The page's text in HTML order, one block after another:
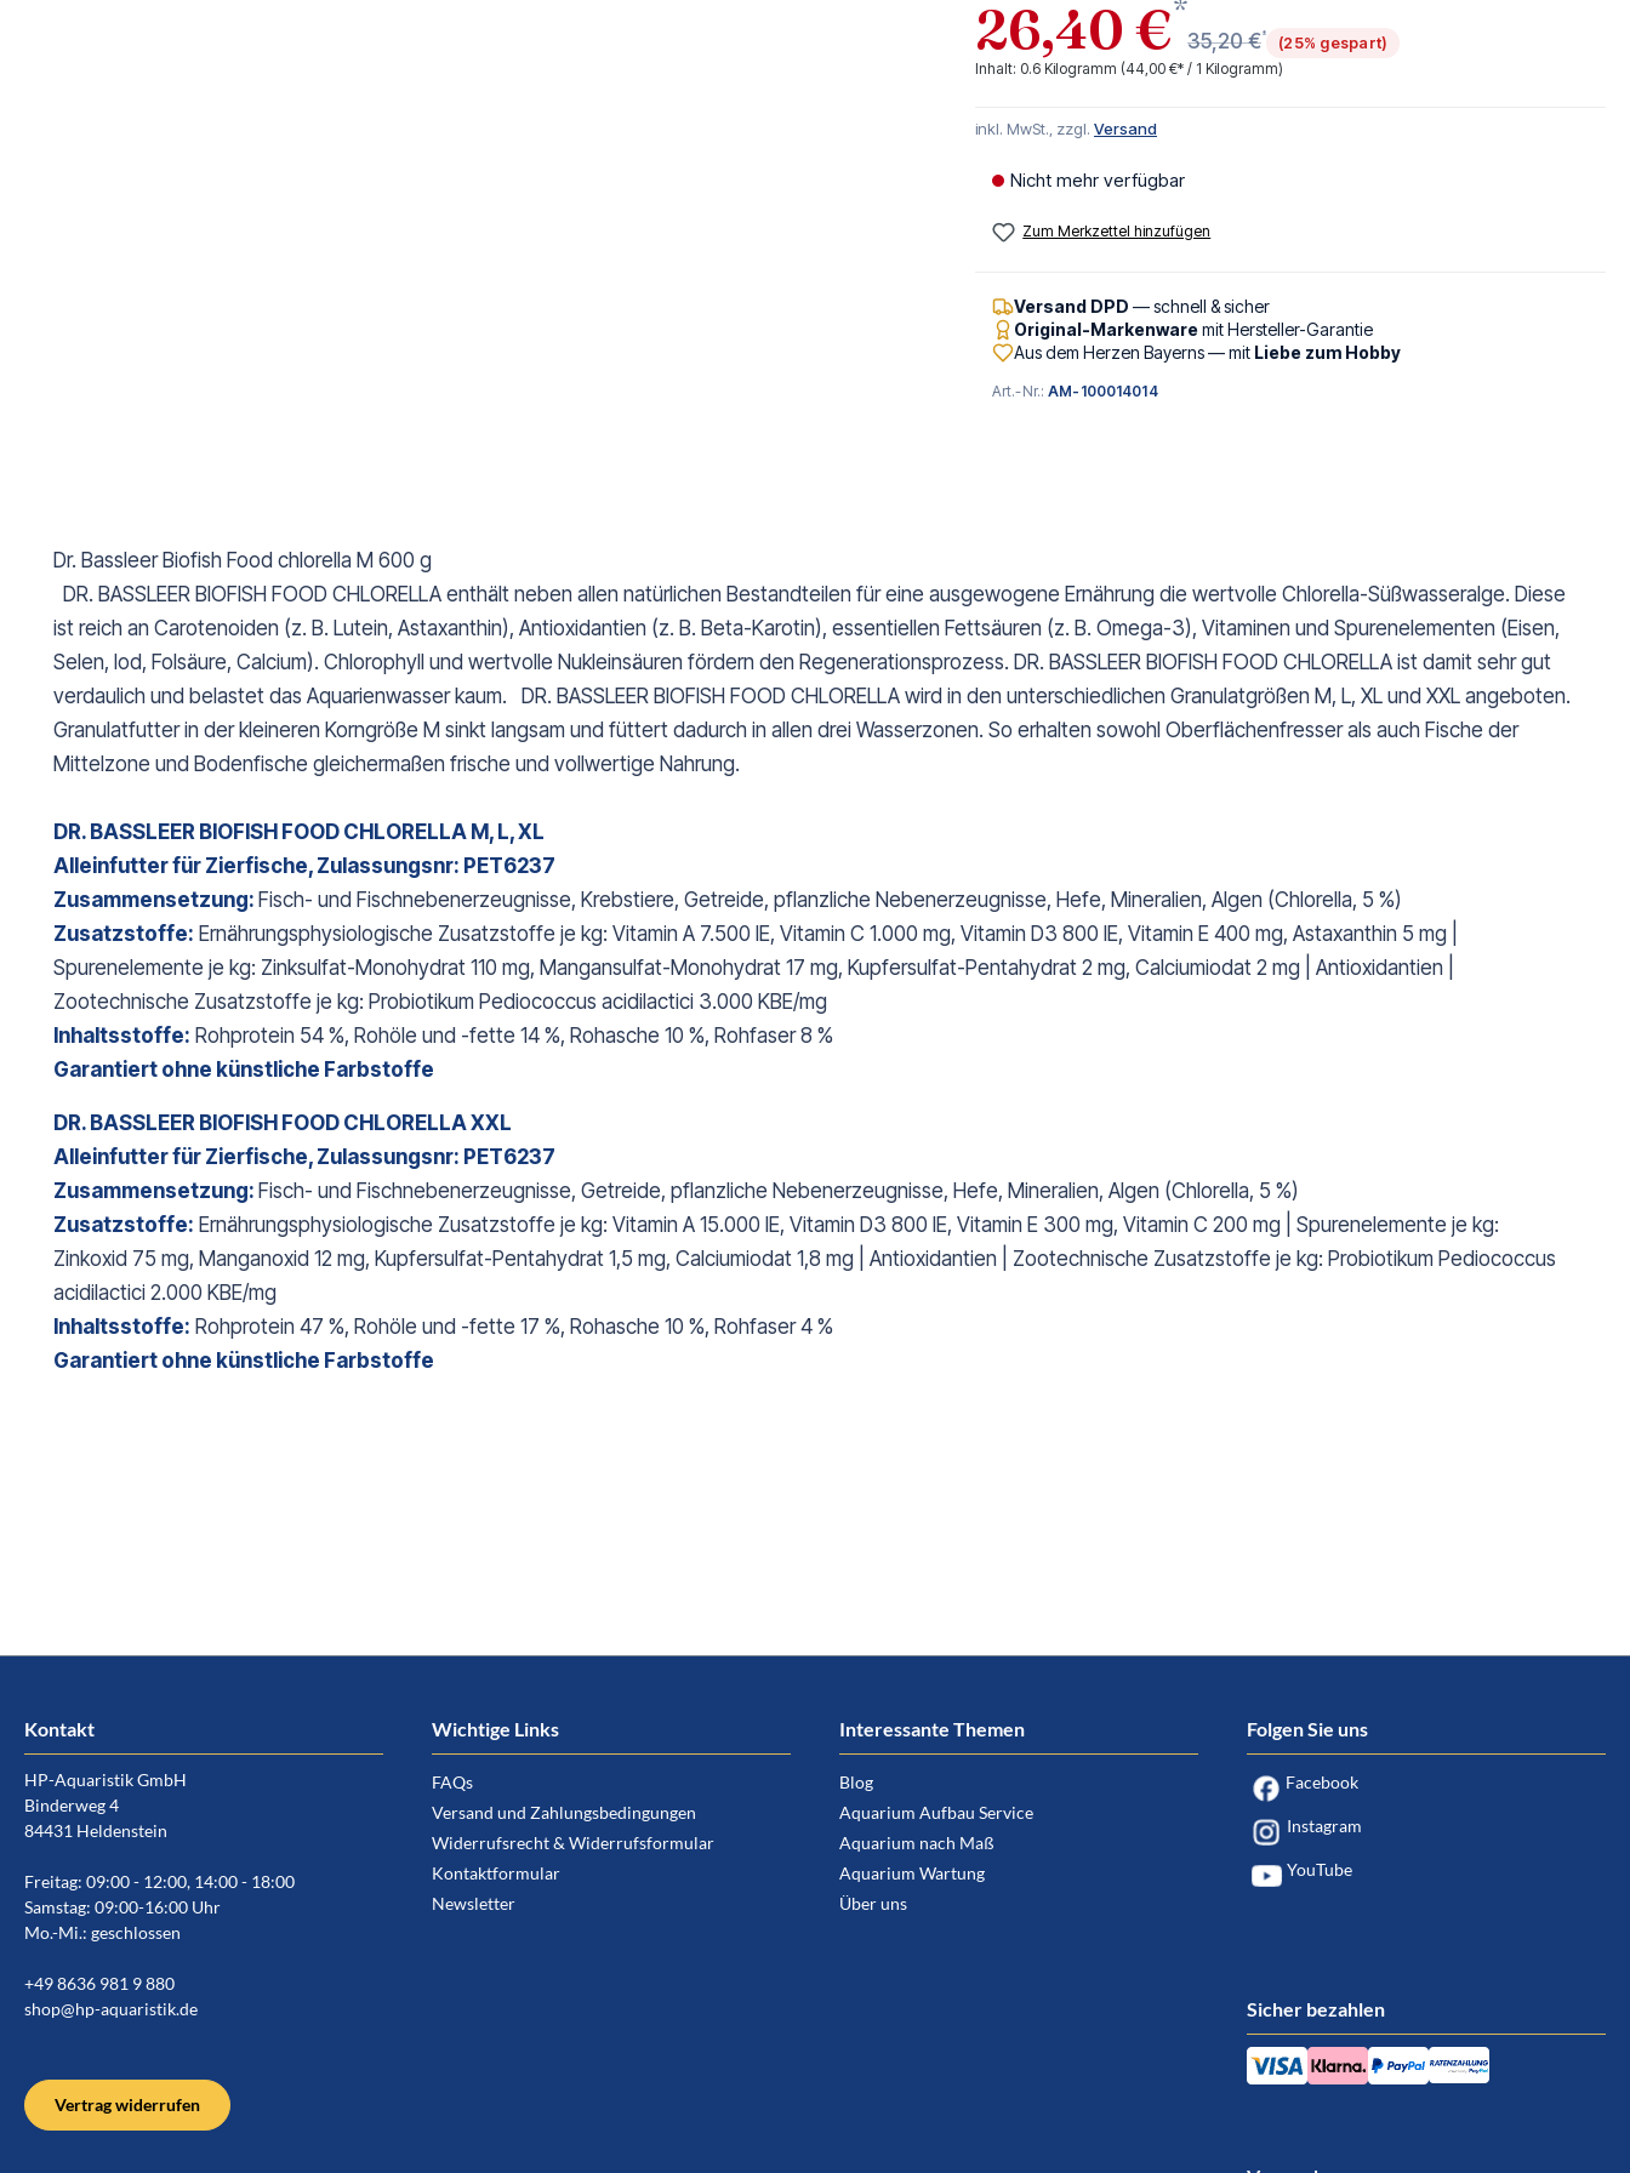
26,40 €*
35,20 €*
(25% gespart)
Inhalt: 0.6 Kilogramm (44,00 €* / 1 Kilogramm)
inkl. MwSt., zzgl. Versand
Nicht mehr verfügbar
Zum Merkzettel hinzufügen
Versand DPD — schnell & sicher
Original-Markenwaremit Hersteller-Garantie
Aus dem Herzen Bayerns — mit Liebe zum Hobby
Art.-Nr.:AM-100014014
Dr. Bassleer Biofish Food chlorella M 600 g
DR. BASSLEER BIOFISH FOOD CHLORELLA enthält neben allen natürlichen Bestandteilen für eine ausgewogene Ernährung die wertvolle Chlorella-Süßwasseralge. Diese
ist reich an Carotenoiden (z. B. Lutein, Astaxanthin), Antioxidantien (z. B. Beta-Karotin), essentiellen Fettsäuren (z. B. Omega-3), Vitaminen und Spurenelementen (Eisen,
Selen, Iod, Folsäure, Calcium). Chlorophyll und wertvolle Nukleinsäuren fördern den Regenerationsprozess. DR. BASSLEER BIOFISH FOOD CHLORELLA ist damit sehr gut
verdaulich und belastet das Aquarienwasser kaum. DR. BASSLEER BIOFISH FOOD CHLORELLA wird in den unterschiedlichen Granulatgrößen M, L, XL und XXL angeboten.
Granulatfutter in der kleineren Korngröße M sinkt langsam und füttert dadurch in allen drei Wasserzonen. So erhalten sowohl Oberflächenfresser als auch Fische der
Mittelzone und Bodenfische gleichermaßen frische und vollwertige Nahrung.
DR. BASSLEER BIOFISH FOOD CHLORELLA M, L, XL
Alleinfutter für Zierfische, Zulassungsnr: PET6237
Zusammensetzung: Fisch- und Fischnebenerzeugnisse, Krebstiere, Getreide, pflanzliche Nebenerzeugnisse, Hefe, Mineralien, Algen (Chlorella, 5 %)
Zusatzstoffe: Ernährungsphysiologische Zusatzstoffe je kg: Vitamin A 7.500 IE, Vitamin C 1.000 mg, Vitamin D3 800 IE, Vitamin E 400 mg, Astaxanthin 5 mg |
Spurenelemente je kg: Zinksulfat-Monohydrat 110 mg, Mangansulfat-Monohydrat 17 mg, Kupfersulfat-Pentahydrat 2 mg, Calciumiodat 2 mg | Antioxidantien |
Zootechnische Zusatzstoffe je kg: Probiotikum Pediococcus acidilactici 3.000 KBE/mg
Inhaltsstoffe: Rohprotein 54 %, Rohöle und -fette 14 %, Rohasche 10 %, Rohfaser 8 %
Garantiert ohne künstliche Farbstoffe
DR. BASSLEER BIOFISH FOOD CHLORELLA XXL
Alleinfutter für Zierfische, Zulassungsnr: PET6237
Zusammensetzung: Fisch- und Fischnebenerzeugnisse, Getreide, pflanzliche Nebenerzeugnisse, Hefe, Mineralien, Algen (Chlorella, 5 %)
Zusatzstoffe: Ernährungsphysiologische Zusatzstoffe je kg: Vitamin A 15.000 IE, Vitamin D3 800 IE, Vitamin E 300 mg, Vitamin C 200 mg | Spurenelemente je kg:
Zinkoxid 75 mg, Manganoxid 12 mg, Kupfersulfat-Pentahydrat 1,5 mg, Calciumiodat 1,8 mg | Antioxidantien | Zootechnische Zusatzstoffe je kg: Probiotikum Pediococcus
acidilactici 2.000 KBE/mg
Inhaltsstoffe: Rohprotein 47 %, Rohöle und -fette 17 %, Rohasche 10 %, Rohfaser 4 %
Garantiert ohne künstliche Farbstoffe
Kontakt
HP-Aquaristik GmbH
Binderweg 4
84431 Heldenstein
Freitag: 09:00 - 12:00, 14:00 - 18:00
Samstag: 09:00-16:00 Uhr
Mo.-Mi.: geschlossen
+49 8636 981 9 880
shop@hp-aquaristik.de
Vertrag widerrufen
Wichtige Links
FAQs
Versand und Zahlungsbedingungen
Widerrufsrecht & Widerrufsformular
Kontaktformular
Newsletter
Interessante Themen
Blog
Aquarium Aufbau Service
Aquarium nach Maß
Aquarium Wartung
Über uns
Folgen Sie uns
Facebook
Instagram
YouTube
Sicher bezahlen